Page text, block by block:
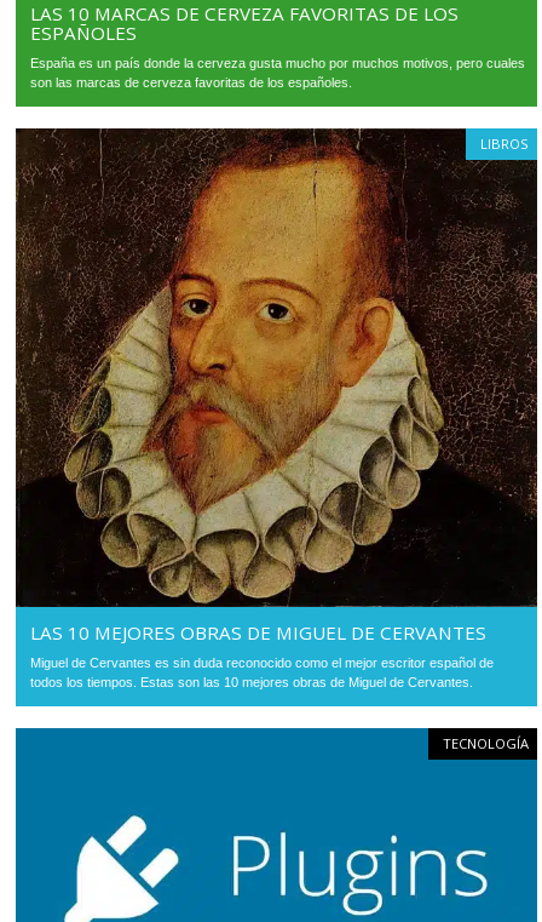
LAS 10 MARCAS DE CERVEZA FAVORITAS DE LOS
ESPAÑOLES
España es un país donde la cerveza gusta mucho por muchos motivos, pero cuales
son las marcas de cerveza favoritas de los españoles.
LIBROS
LAS 10 MEJORES OBRAS DE MIGUEL DE CERVANTES
Miguel de Cervantes es sin duda reconocido como el mejor escritor español de
todos los tiempos. Estas son las 10 mejores obras de Miguel de Cervantes.
TECNOLOGÍA